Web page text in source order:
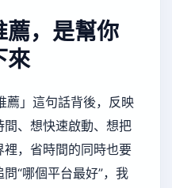
薦，是幫你
來
薦」這句話背後，反映
、想快速啟動、想把
，省時間的同時也要
“哪個平台最好”，我